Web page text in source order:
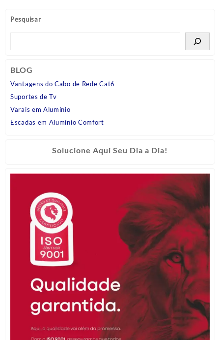
Pesquisar
BLOG
Vantagens do Cabo de Rede Cat6
Suportes de Tv
Varais em Alumínio
Escadas em Alumínio Comfort
Solucione Aqui Seu Dia a Dia!